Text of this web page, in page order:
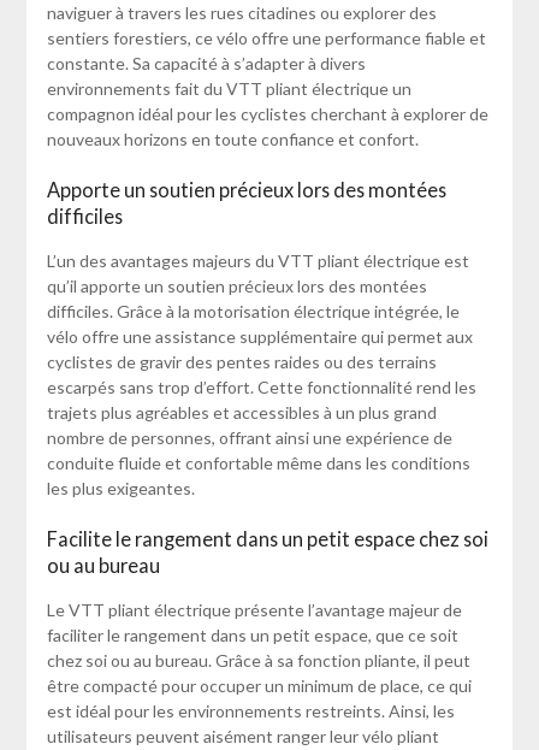
naviguer à travers les rues citadines ou explorer des
sentiers forestiers, ce vélo offre une performance fiable et
constante. Sa capacité à s’adapter à divers
environnements fait du VTT pliant électrique un
compagnon idéal pour les cyclistes cherchant à explorer de
nouveaux horizons en toute confiance et confort.
Apporte un soutien précieux lors des montées
difficiles
L’un des avantages majeurs du VTT pliant électrique est
qu’il apporte un soutien précieux lors des montées
difficiles. Grâce à la motorisation électrique intégrée, le
vélo offre une assistance supplémentaire qui permet aux
cyclistes de gravir des pentes raides ou des terrains
escarpés sans trop d’effort. Cette fonctionnalité rend les
trajets plus agréables et accessibles à un plus grand
nombre de personnes, offrant ainsi une expérience de
conduite fluide et confortable même dans les conditions
les plus exigeantes.
Facilite le rangement dans un petit espace chez soi
ou au bureau
Le VTT pliant électrique présente l’avantage majeur de
faciliter le rangement dans un petit espace, que ce soit
chez soi ou au bureau. Grâce à sa fonction pliante, il peut
être compacté pour occuper un minimum de place, ce qui
est idéal pour les environnements restreints. Ainsi, les
utilisateurs peuvent aisément ranger leur vélo pliant